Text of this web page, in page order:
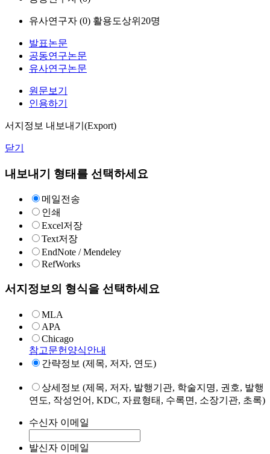
유사연구자 (0) 활용도상위20명
발표논문
공동연구논문
유사연구논문
원문보기
인용하기
서지정보 내보내기(Export)
닫기
내보내기 형태를 선택하세요
메일전송
인쇄
Excel저장
Text저장
EndNote / Mendeley
RefWorks
서지정보의 형식을 선택하세요
MLA
APA
Chicago
참고문헌양식안내
간략정보 (제목, 저자, 연도)
상세정보 (제목, 저자, 발행기관, 학술지명, 권호, 발행
연도, 작성언어, KDC, 자료형태, 수록면, 소장기관, 초록)
수신자 이메일
발신자 이메일